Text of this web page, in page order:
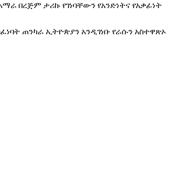
በረጅም ታሪኩ የገነባቸውን የአንድነትና የአቃፊነት
ጠንካራ ኢትዮጵያን አንዲገነቡ የራሱን አስተዋጽኦ